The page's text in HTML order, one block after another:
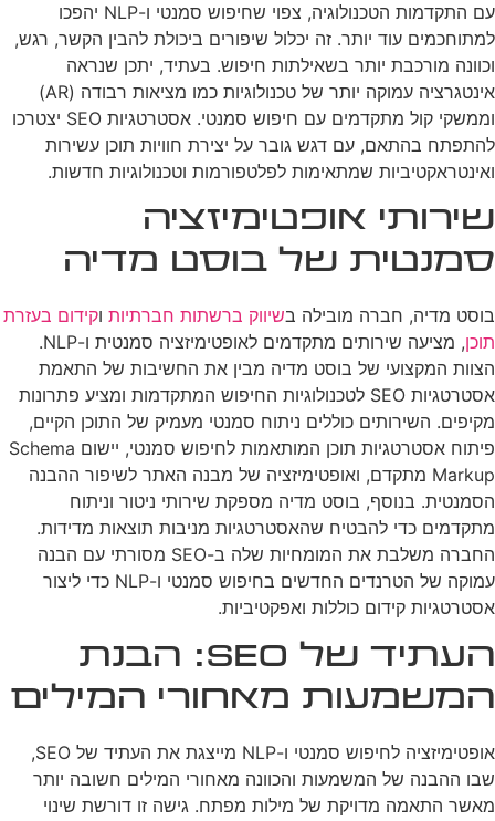
עם התקדמות הטכנולוגיה, צפוי שחיפוש סמנטי ו-NLP יהפכו
למתוחכמים עוד יותר. זה יכלול שיפורים ביכולת להבין הקשר, רגש,
וכוונה מורכבת יותר בשאילתות חיפוש. בעתיד, יתכן שנראה
אינטגרציה עמוקה יותר של טכנולוגיות כמו מציאות רבודה (AR)
וממשקי קול מתקדמים עם חיפוש סמנטי. אסטרטגיות SEO יצטרכו
להתפתח בהתאם, עם דגש גובר על יצירת חוויות תוכן עשירות
ואינטראקטיביות שמתאימות לפלטפורמות וטכנולוגיות חדשות.
שירותי אופטימיזציה
סמנטית של בוסט מדיה
בוסט מדיה, חברה מובילה בשיווק ברשתות חברתיות וקידום בעזרת
תוכן
, מציעה שירותים מתקדמים לאופטימיזציה סמנטית ו-NLP.
הצוות המקצועי של בוסט מדיה מבין את החשיבות של התאמת
אסטרטגיות SEO לטכנולוגיות החיפוש המתקדמות ומציע פתרונות
מקיפים. השירותים כוללים ניתוח סמנטי מעמיק של התוכן הקיים,
פיתוח אסטרטגיות תוכן המותאמות לחיפוש סמנטי, יישום Schema
Markup מתקדם, ואופטימיזציה של מבנה האתר לשיפור ההבנה
הסמנטית. בנוסף, בוסט מדיה מספקת שירותי ניטור וניתוח
מתקדמים כדי להבטיח שהאסטרטגיות מניבות תוצאות מדידות.
החברה משלבת את המומחיות שלה ב-SEO מסורתי עם הבנה
עמוקה של הטרנדים החדשים בחיפוש סמנטי ו-NLP כדי ליצור
אסטרטגיות קידום כוללות ואפקטיביות.
העתיד של SEO: הבנת
המשמעות מאחורי המילים
אופטימיזציה לחיפוש סמנטי ו-NLP מייצגת את העתיד של SEO,
שבו ההבנה של המשמעות והכוונה מאחורי המילים חשובה יותר
מאשר התאמה מדויקת של מילות מפתח. גישה זו דורשת שינוי